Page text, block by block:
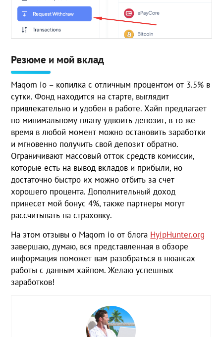
Резюме и мой вклад
Maqom io – копилка с отличным процентом от 3.5% в
сутки. Фонд находится на старте, выглядит
привлекательно и удобен в работе. Хайп предлагает
по минимальному плану удвоить депозит, в то же
время в любой момент можно остановить заработки
и мгновенно получить свой депозит обратно.
Ограничивают массовый отток средств комиссии,
которые есть на вывод вкладов и прибыли, но
достаточно быстро их можно отбить за счет
хорошего процента. Дополнительный доход
принесет мой бонус 4%, также партнеры могут
рассчитывать на страховку.
На этом отзывы о Maqom io от блога HyipHunter.org
завершаю, думаю, вся представленная в обзоре
информация поможет вам разобраться в нюансах
работы с данным хайпом. Желаю успешных
заработков!